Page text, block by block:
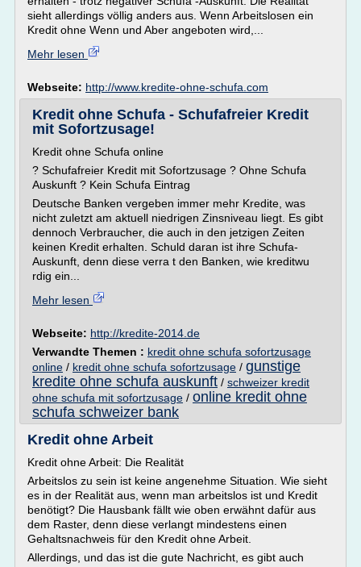
sieht allerdings völlig anders aus. Wenn Arbeitslosen ein
Kredit ohne Wenn und Aber angeboten wird,...
Mehr lesen
Webseite: http://www.kredite-ohne-schufa.com
Kredit ohne Schufa - Schufafreier Kredit
mit Sofortzusage!
Kredit ohne Schufa online
? Schufafreier Kredit mit Sofortzusage ? Ohne Schufa
Auskunft ? Kein Schufa Eintrag
Deutsche Banken vergeben immer mehr Kredite, was
nicht zuletzt am aktuell niedrigen Zinsniveau liegt. Es gibt
dennoch Verbraucher, die auch in den jetzigen Zeiten
keinen Kredit erhalten. Schuld daran ist ihre Schufa-
Auskunft, denn diese verra t den Banken, wie kreditwu
rdig ein...
Mehr lesen
Webseite: http://kredite-2014.de
Verwandte Themen : kredit ohne schufa sofortzusage
online / kredit ohne schufa sofortzusage / gunstige
kredite ohne schufa auskunft / schweizer kredit
ohne schufa mit sofortzusage / online kredit ohne
schufa schweizer bank
Kredit ohne Arbeit
Kredit ohne Arbeit: Die Realität
Arbeitslos zu sein ist keine angenehme Situation. Wie sieht
es in der Realität aus, wenn man arbeitslos ist und Kredit
benötigt? Die Hausbank fällt wie oben erwähnt dafür aus
dem Raster, denn diese verlangt mindestens einen
Gehaltsnachweis für den Kredit ohne Arbeit.
Allerdings, und das ist die gute Nachricht, es gibt auch